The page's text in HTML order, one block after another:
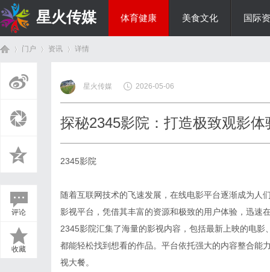
星火传媒 体育健康 美食文化 国际
门户 资讯
›
详情
评论
收藏
星火传媒 2026-05-06
探秘2345影院：打造极致观影
2345影院
随着互联网技术的飞速发展，在线电影平台逐渐成为人
影视平台，凭借其丰富的资源和极致的用户体验，迅速
2345影院汇集了海量的影视内容，包括最新上映的电
都能轻松找到想看的作品。平台依托强大的内容整合能
视大餐。